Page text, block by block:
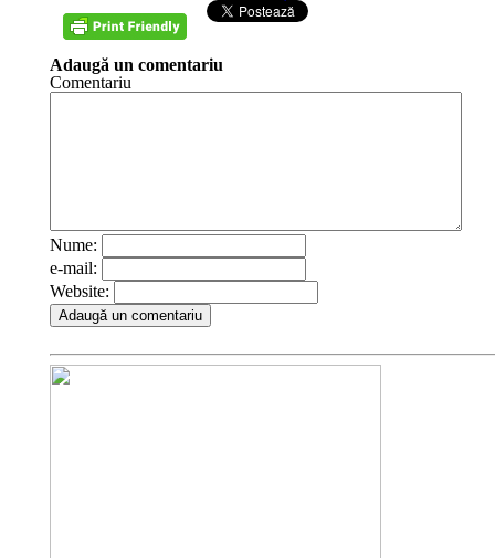
Adaugă un comentariu
Comentariu
Nume:
e-mail:
Website: